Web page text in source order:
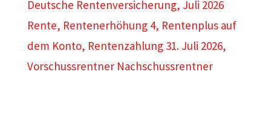
Deutsche Rentenversicherung, Juli 2026
Rente, Rentenerhöhung 4, Rentenplus auf
dem Konto, Rentenzahlung 31. Juli 2026,
Vorschussrentner Nachschussrentner